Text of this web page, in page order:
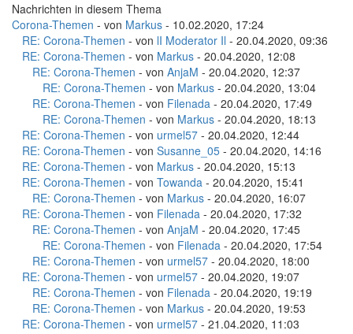
Nachrichten in diesem Thema
Corona-Themen - von Markus - 10.02.2020, 17:24
RE: Corona-Themen - von lI Moderator Il - 20.04.2020, 09:36
RE: Corona-Themen - von Markus - 20.04.2020, 12:08
RE: Corona-Themen - von AnjaM - 20.04.2020, 12:37
RE: Corona-Themen - von Markus - 20.04.2020, 13:04
RE: Corona-Themen - von Filenada - 20.04.2020, 17:49
RE: Corona-Themen - von Markus - 20.04.2020, 18:13
RE: Corona-Themen - von urmel57 - 20.04.2020, 12:44
RE: Corona-Themen - von Susanne_05 - 20.04.2020, 14:16
RE: Corona-Themen - von Markus - 20.04.2020, 15:13
RE: Corona-Themen - von Towanda - 20.04.2020, 15:41
RE: Corona-Themen - von Markus - 20.04.2020, 16:07
RE: Corona-Themen - von Filenada - 20.04.2020, 17:32
RE: Corona-Themen - von AnjaM - 20.04.2020, 17:45
RE: Corona-Themen - von Filenada - 20.04.2020, 17:54
RE: Corona-Themen - von urmel57 - 20.04.2020, 18:00
RE: Corona-Themen - von urmel57 - 20.04.2020, 19:07
RE: Corona-Themen - von Filenada - 20.04.2020, 19:19
RE: Corona-Themen - von Markus - 20.04.2020, 19:53
RE: Corona-Themen - von urmel57 - 21.04.2020, 11:03